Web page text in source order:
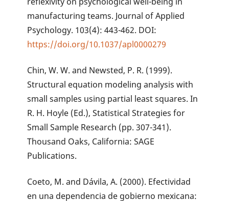
manufacturing teams. Journal of Applied
Psychology. 103(4): 443-462. DOI:
https://doi.org/10.1037/apl0000279
Chin, W. W. and Newsted, P. R. (1999).
Structural equation modeling analysis with
small samples using partial least squares. In
R. H. Hoyle (Ed.), Statistical Strategies for
Small Sample Research (pp. 307-341).
Thousand Oaks, California: SAGE
Publications.
Coeto, M. and Dávila, A. (2000). Efectividad
en una dependencia de gobierno mexicana: